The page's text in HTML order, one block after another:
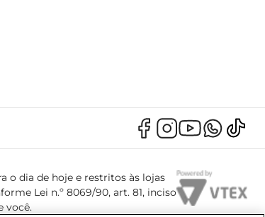
o dia de hoje e restritos às lojas
Lei n.º 8069/90, art. 81, inciso
você.